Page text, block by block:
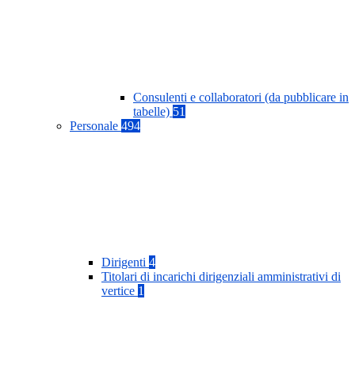
Consulenti e collaboratori (da pubblicare in
tabelle) 51
Personale 494
Dirigenti 4
Titolari di incarichi dirigenziali amministrativi di
vertice 1